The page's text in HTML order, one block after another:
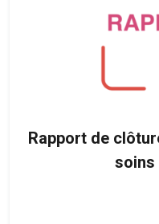
Rapport de
soins